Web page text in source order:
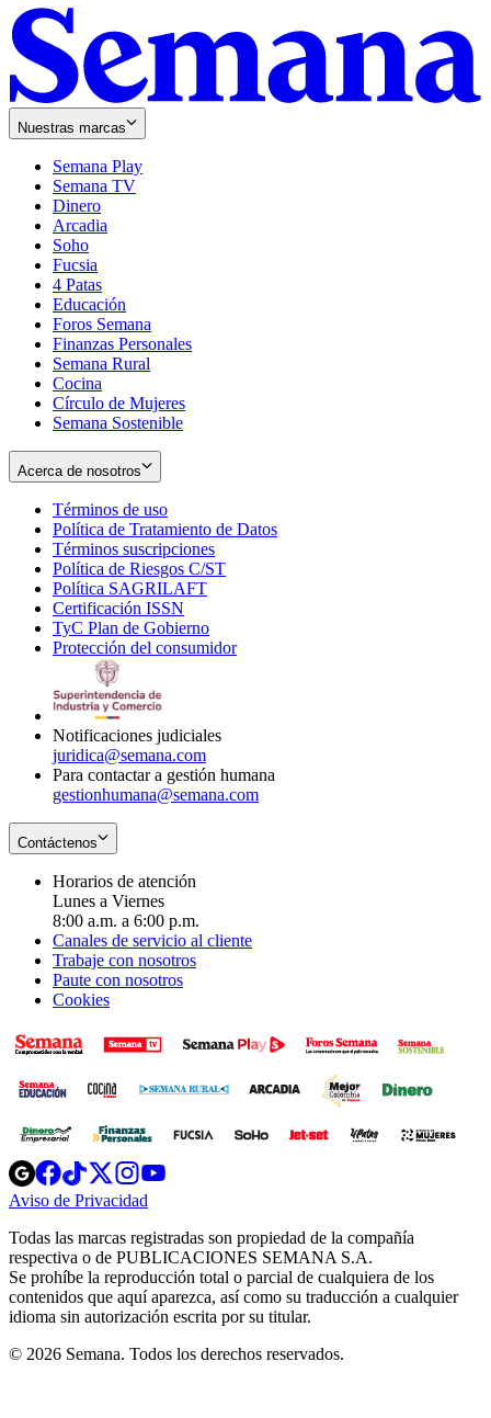
Nuestras marcas
Semana Play
Semana TV
Dinero
Arcadia
Soho
in
new
window
Fucsia
in
new
window
4 Patas
Educación
Foros Semana
Finanzas Personales
Semana Rural
Cocina
Círculo de Mujeres
Semana Sostenible
Acerca de nosotros
Términos de uso
in
new
window
Política de Tratamiento de Datos
Términos suscripciones
in
Política de Riesgos C/ST
Política SAGRILAFT
new
window
Certificación ISSN
in
new
TyC Plan de Gobierno
in
Protección del consumidorOpens
Notificaciones judiciales
juridica@semana.com
Para contactar a gestión humana
gestionhumana@semana.com
Contáctenos
Horarios de atención
Lunes a Viernes
8:00 a.m. a 6:00 p.m.
Canales de servicio al cliente
Trabaje con nosotros
Paute con nosotros
Cookies
Opens
in
new
Opens
in
new
Opens
in
new
window
Opens
new
windowwindow
Aviso de Privacidad
new
window
Todas las marcas registradas son propiedad de la compañía
respectiva o de PUBLICACIONES SEMANA S.A.
Se prohíbe la reproducción total o parcial de cualquiera de los
contenidos que aquí aparezca, así como su traducción a cualquier
idioma sin autorización escrita por su titular.
© 2026 Semana. Todos los derechos reservados.